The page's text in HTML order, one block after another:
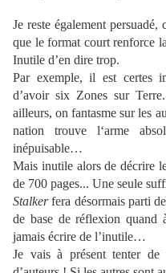
Je reste également
que le format court renforce
Inutile d’en dire trop.
Par exemple, il est certes
d’avoir six Zones sur
ailleurs, on fantasme sur les
nation trouve l‘arme
inépuisable…
Mais inutile alors de décrire
de 700 pages... Une seule
Stalkerfera désormais parti
de base de réflexion quand
jamais écrire de l’inutile…
Je vais à présent tenter